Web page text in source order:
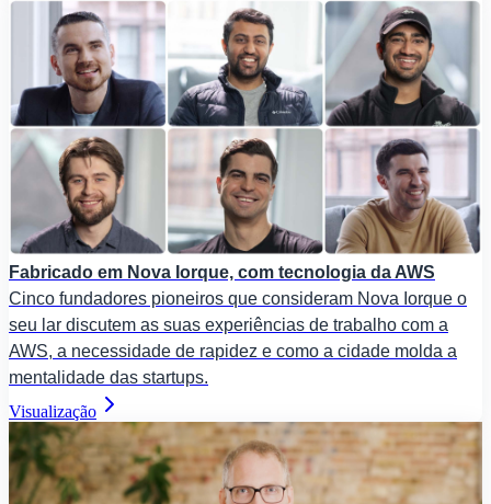
Fabricado em Nova Iorque, com tecnologia da AWS
Cinco fundadores pioneiros que consideram Nova Iorque o
seu lar discutem as suas experiências de trabalho com a
AWS, a necessidade de rapidez e como a cidade molda a
mentalidade das startups.
Visualização